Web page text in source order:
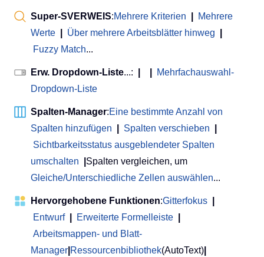
Super-SVERWEIS:Mehrere Kriterien
Mehrere
Werte
Über mehrere Arbeitsblätter hinweg
Fuzzy Match...
Erw. Dropdown-Liste...:
Mehrfachauswahl-
Dropdown-Liste
Spalten-Manager:Eine bestimmte Anzahl von
Spalten hinzufügen
Spalten verschieben
Sichtbarkeitsstatus ausgeblendeter Spalten
umschalten
Spalten vergleichen, um
Gleiche/Unterschiedliche Zellen auswählen...
Hervorgehobene Funktionen:Gitterfokus
Entwurf
Erweiterte Formelleiste
Arbeitsmappen- und Blatt-
Manager Ressourcenbibliothek(AutoText)